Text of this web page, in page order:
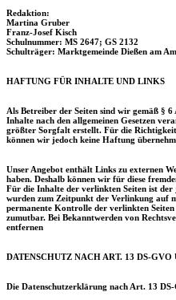
Redaktion:
Martina Gruber
Franz-Josef Kisch
Schulnummer: MS 2647; GS 2132
Schulträger: Marktgemeinde Dießen am
HAFTUNG FÜR INHALTE UND LINKS
Als Betreiber der Seiten sind wir gemäß §
Inhalte nach den allgemeinen Gesetzen
größter Sorgfalt erstellt. Für die
können wir jedoch keine Haftung
Unser Angebot enthält Links zu externen
haben. Deshalb können wir für diese
Für die Inhalte der verlinkten Seiten ist
wurden zum Zeitpunkt der Verlinkung auf
permanente Kontrolle der verlinkten
zumutbar. Bei Bekanntwerden von
entfernen
DATENSCHUTZ NACH ART. 13 DS-GVO
Die Datenschutzerklärung nach Art. 13